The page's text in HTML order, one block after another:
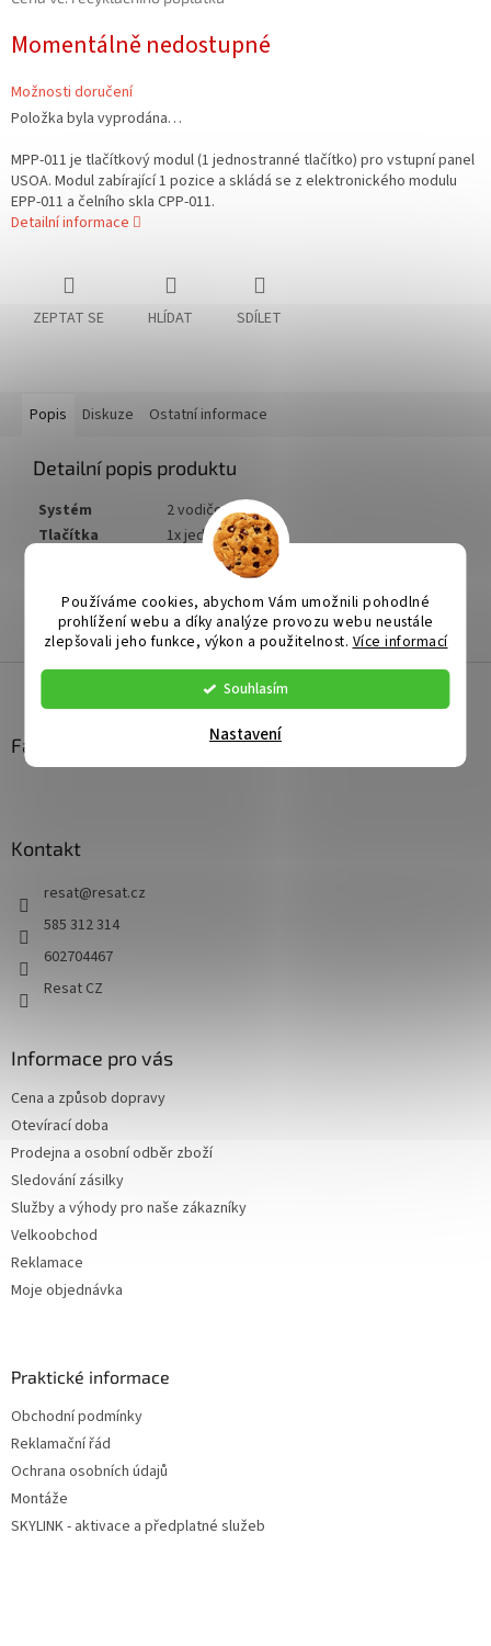
Používáme cookies, abychom Vám umožnili pohodlné
prohlížení webu a díky analýze provozu webu neustále
zlepšovali jeho funkce, výkon a použitelnost. Více informací
Souhlasím
Nastavení
Momentálně nedostupné
Možnosti doručení
Položka byla vyprodána…
MPP-011 je tlačítkový modul (1 jednostranné tlačítko) pro vstupní panel
USOA. Modul zabírající 1 pozice a skládá se z elektronického modulu
EPP-011 a čelního skla CPP-011.
Detailní informace
ZEPTAT SE HLÍDAT SDÍLET
Popis Diskuze Ostatní informace
Detailní popis produktu
Systém
2 vodičový
Tlačítka
1x jednostranné
nástěnná do panelu USOA
Facebook
Kontakt
resat@resat.cz
585 312 314
602704467
Resat CZ
Informace pro vás
Cena a způsob dopravy
Otevírací doba
Prodejna a osobní odběr zboží
Sledování zásilky
Služby a výhody pro naše zákazníky
Velkoobchod
Reklamace
Moje objednávka
Praktické informace
Obchodní podmínky
Reklamační řád
Ochrana osobních údajů
Montáže
SKYLINK - aktivace a předplatné služeb